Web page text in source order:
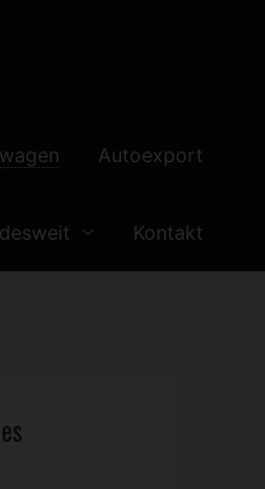
Autoexport
Kontakt